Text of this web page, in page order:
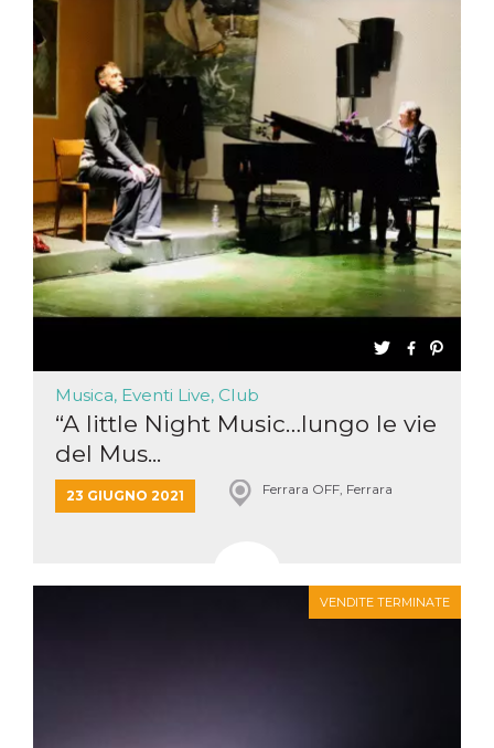
Musica, Eventi Live, Club
“A little Night Music…lungo le vie
del Mus...
23 GIUGNO 2021 Ferrara OFF, Ferrara
VENDITE TERMINATE